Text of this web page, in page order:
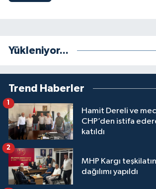
Yükleniyor...
Trend Haberler
Hamit Dereli ve
CHP’den istifa
katıldı
MHP Kargı
dağılımı yapıldı
2